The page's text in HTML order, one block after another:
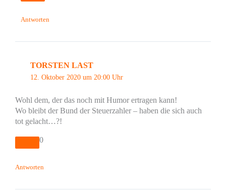
Antworten
TORSTEN LAST
12. Oktober 2020 um 20:00 Uhr
Wohl dem, der das noch mit Humor ertragen kann!
Wo bleibt der Bund der Steuerzahler – haben die sich auch
tot gelacht…?!
0
Antworten